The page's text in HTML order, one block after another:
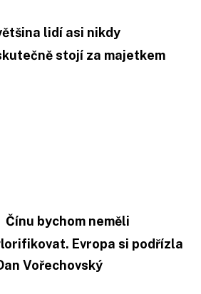
lidí asi nikdy
stojí za majetkem
Čínu bychom neměli
Evropa si podřízla
Vořechovský